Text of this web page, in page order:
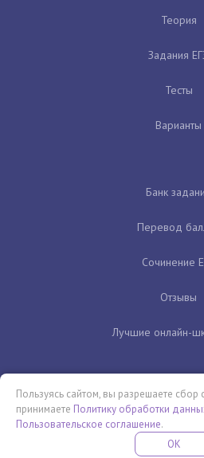
Теория
Задания
Тесты
Варианты
Банк
Перевод
Сочинение
Отзывы
Лучшие онлайн-
Бесплатная летняя школа
Пользуясь сайтом, вы разрешаете
принимаете Политику обработки
Пользовательское соглашение.
OK